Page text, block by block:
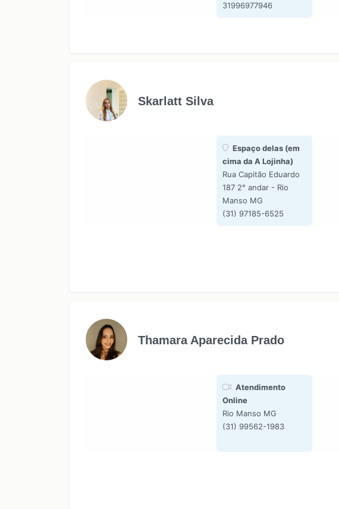
31996977946
Skarlatt Silva
Espaço delas (em
cima da A Lojinha)
Rua Capitão Eduardo
187 2° andar - Rio
Manso MG
(31) 97185-6525
Thamara Aparecida Prado
Atendimento
Online
Rio Manso MG
(31) 99562-1983